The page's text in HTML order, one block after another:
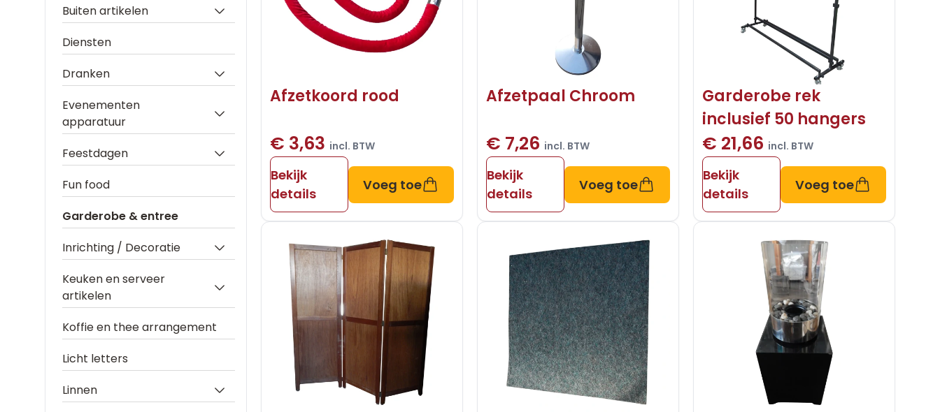
Buiten artikelen
Diensten
Dranken
Evenementen
apparatuur
Feestdagen
Fun food
Garderobe & entree
Inrichting / Decoratie
Keuken en serveer
artikelen
Koffie en thee arrangement
Licht letters
Linnen
Afzetkoord rood
€ 3,63 incl. BTW
Bekijk
details
Voeg toe
Afzetpaal Chroom
€ 7,26 incl. BTW
Bekijk
details
Voeg toe
Garderobe rek
inclusief 50 hangers
€ 21,66 incl. BTW
Bekijk
details
Voeg toe